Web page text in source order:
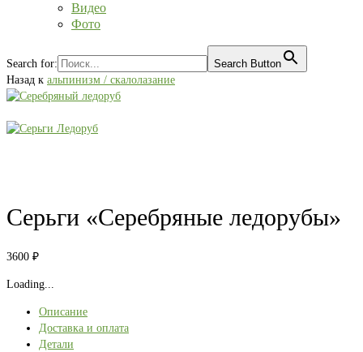
Видео
Фото
Search for:
Search Button
Назад к альпинизм / скалолазание
Серьги «Серебряные ледорубы»
3600 ₽
Loading...
Описание
Доставка и оплата
Детали